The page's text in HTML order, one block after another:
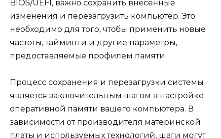
BIOS/UEFI, важно сохранить внесенные
изменения и перезагрузить компьютер. Это
необходимо для того, чтобы применить новые
частоты, тайминги и другие параметры,
предоставляемые профилем памяти.
Процесс сохранения и перезагрузки системы
является заключительным шагом в настройке
оперативной памяти вашего компьютера. В
зависимости от производителя материнской
платы и используемых технологий, шаги могут